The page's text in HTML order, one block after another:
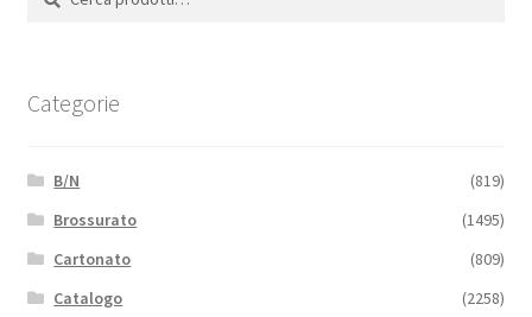
Categorie
B/N
(819)
Brossurato
(1495)
Cartonato
(809)
Catalogo
(2258)